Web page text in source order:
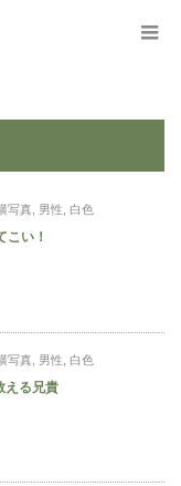
写真 男性 白色
こい！
写真 男性 白色
える兄貴